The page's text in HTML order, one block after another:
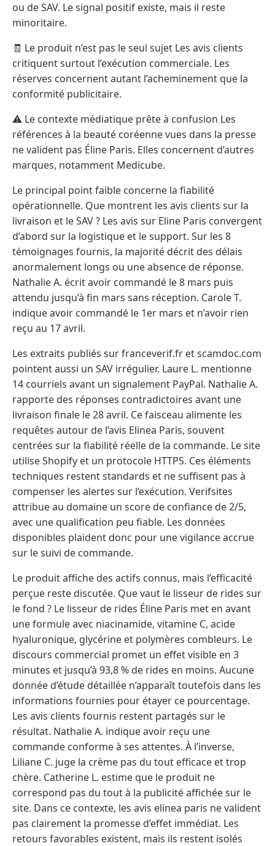
ou de SAV. Le signal positif existe, mais il reste
minoritaire.
🧾 Le produit n’est pas le seul sujet Les avis clients
critiquent surtout l’exécution commerciale. Les
réserves concernent autant l’acheminement que la
conformité publicitaire.
⚠️ Le contexte médiatique prête à confusion Les
références à la beauté coréenne vues dans la presse
ne valident pas Éline Paris. Elles concernent d’autres
marques, notamment Medicube.
Le principal point faible concerne la fiabilité
opérationnelle. Que montrent les avis clients sur la
livraison et le SAV ? Les avis sur Eline Paris convergent
d’abord sur la logistique et le support. Sur les 8
témoignages fournis, la majorité décrit des délais
anormalement longs ou une absence de réponse.
Nathalie A. écrit avoir commandé le 8 mars puis
attendu jusqu’à fin mars sans réception. Carole T.
indique avoir commandé le 1er mars et n’avoir rien
reçu au 17 avril.
Les extraits publiés sur franceverif.fr et scamdoc.com
pointent aussi un SAV irrégulier. Laure L. mentionne
14 courriels avant un signalement PayPal. Nathalie A.
rapporte des réponses contradictoires avant une
livraison finale le 28 avril. Ce faisceau alimente les
requêtes autour de l’avis Elinea Paris, souvent
centrées sur la fiabilité réelle de la commande. Le site
utilise Shopify et un protocole HTTPS. Ces éléments
techniques restent standards et ne suffisent pas à
compenser les alertes sur l’exécution. Verifsites
attribue au domaine un score de confiance de 2/5,
avec une qualification peu fiable. Les données
disponibles plaident donc pour une vigilance accrue
sur le suivi de commande.
Le produit affiche des actifs connus, mais l’efficacité
perçue reste discutée. Que vaut le lisseur de rides sur
le fond ? Le lisseur de rides Éline Paris met en avant
une formule avec niacinamide, vitamine C, acide
hyaluronique, glycérine et polymères combleurs. Le
discours commercial promet un effet visible en 3
minutes et jusqu’à 93,8 % de rides en moins. Aucune
donnée d’étude détaillée n’apparaît toutefois dans les
informations fournies pour étayer ce pourcentage.
Les avis clients fournis restent partagés sur le
résultat. Nathalie A. indique avoir reçu une
commande conforme à ses attentes. À l’inverse,
Liliane C. juge la crème pas du tout efficace et trop
chère. Catherine L. estime que le produit ne
correspond pas du tout à la publicité affichée sur le
site. Dans ce contexte, les avis elinea paris ne valident
pas clairement la promesse d’effet immédiat. Les
retours favorables existent, mais ils restent isolés